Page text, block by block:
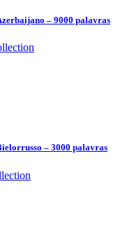
– 9000 palavras
– 3000 palavras